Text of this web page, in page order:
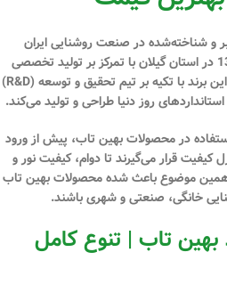
و شناخته‌شده در صنعت روشنایی ایران
با تمرکز بر تولید تخصصی
برند با تکیه بر تیم تحقیق و توسعه (R&D)
روز دنیا طراحی و تولید می‌کند.
در محصولات بهین تاب، پیش از ورود
کیفیتقرار می‌گیرند تا دوام، کیفیت نور و
موضوع باعث شده محصولات بهین تاب
خانگی، صنعتی و شهری باشند.
تاب | تنوع کامل